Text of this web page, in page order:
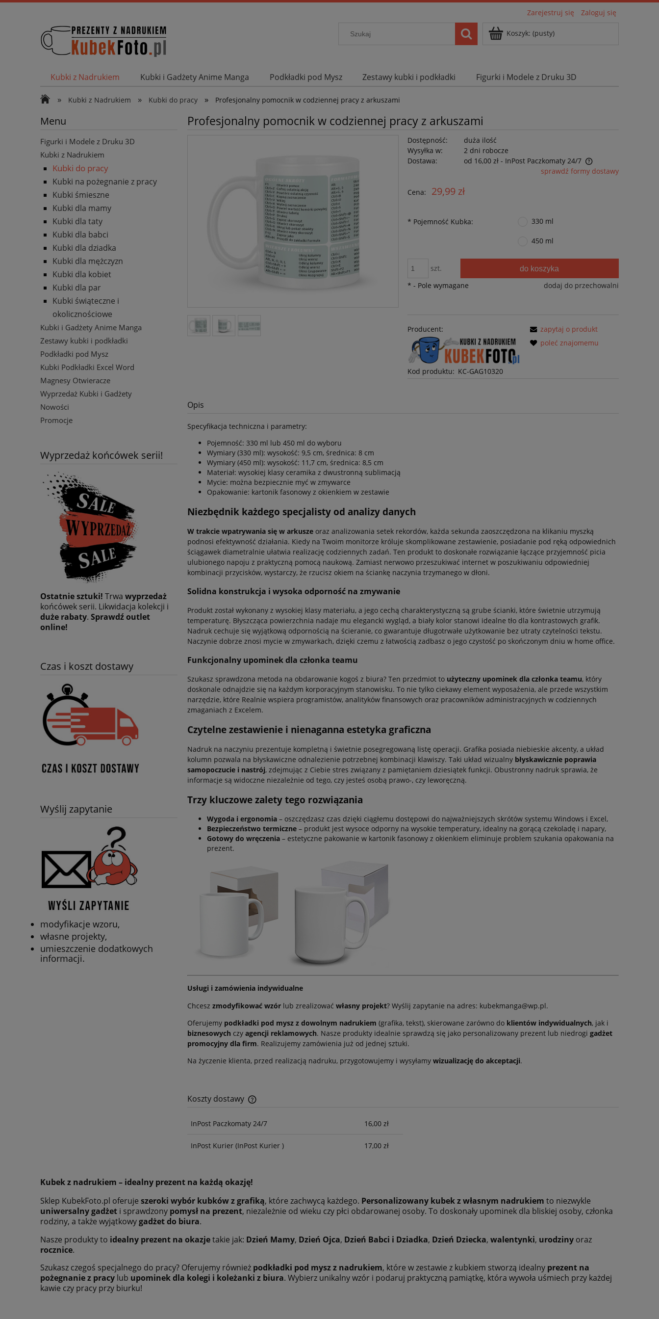
Zarejestruj się Zaloguj się
Koszyk: (pusty)
Kubki z Nadrukiem Kubki i Gadżety Anime Manga Podkładki pod Mysz Zestawy kubki i podkładki
Figurki i Modele z Druku 3D
Wyprzedaż Kubki i Gadżety
Magnesy Otwieracze Promocje Promocje
» Kubki z Nadrukiem » Kubki do pracy » Profesjonalny pomocnik w codziennej pracy z arkuszami
Menu
Figurki i Modele z Druku 3D
Kubki z Nadrukiem
Kubki do pracy
Kubki na pożegnanie z pracy
Kubki śmieszne
Kubki dla mamy
Kubki dla taty
Kubki dla babci
Kubki dla dziadka
Kubki dla mężczyzn
Kubki dla kobiet
Kubki dla par
Kubki świąteczne i
okolicznościowe
Kubki i Gadżety Anime Manga
Zestawy kubki i podkładki
Podkładki pod Mysz
Kubki Podkładki Excel Word
Magnesy Otwieracze
Wyprzedaż Kubki i Gadżety
Nowości
Promocje
Wyprzedaż końcówek serii!
Ostatnie sztuki! Trwa wyprzedaż
końcówek serii. Likwidacja kolekcji i
duże rabaty. Sprawdź outlet
online!
Czas i koszt dostawy
Wyślij zapytanie
modyfikacje wzoru,
własne projekty,
umieszczenie dodatkowych
informacji.
Profesjonalny pomocnik w codziennej pracy z arkuszami
Dostępność:
duża ilość
Wysyłka w:
2 dni robocze
Dostawa:
od 16,00 zł - InPost Paczkomaty 24/7
płatności
sprawdź formy dostawy
Cena: 29,99 zł
* Pojemność Kubka: 330 ml
450 ml
szt. do koszyka
dodaj do przechowalni
* - Pole wymagane
Producent:
Kod produktu: KC-GAG10320
zapytaj o produkt
poleć znajomemu
Opis
Specyfikacja techniczna i parametry:
Pojemność: 330 ml lub 450 ml do wyboru
Wymiary (330 ml): wysokość: 9,5 cm, średnica: 8 cm
Wymiary (450 ml): wysokość: 11,7 cm, średnica: 8,5 cm
Materiał: wysokiej klasy ceramika z dwustronną sublimacją
Mycie: można bezpiecznie myć w zmywarce
Opakowanie: kartonik fasonowy z okienkiem w zestawie
Niezbędnik każdego specjalisty od analizy danych
W trakcie wpatrywania się w arkusze oraz analizowania setek rekordów, każda sekunda zaoszczędzona na klikaniu myszką
podnosi efektywność działania. Kiedy na Twoim monitorze króluje skomplikowane zestawienie, posiadanie pod ręką odpowiednich
ściągawek diametralnie ułatwia realizację codziennych zadań. Ten produkt to doskonałe rozwiązanie łączące przyjemność picia
ulubionego napoju z praktyczną pomocą naukową. Zamiast nerwowo przeszukiwać internet w poszukiwaniu odpowiedniej
kombinacji przycisków, wystarczy, że rzucisz okiem na ściankę naczynia trzymanego w dłoni.
Solidna konstrukcja i wysoka odporność na zmywanie
Produkt został wykonany z wysokiej klasy materiału, a jego cechą charakterystyczną są grube ścianki, które świetnie utrzymują
temperaturę. Błyszcząca powierzchnia nadaje mu elegancki wygląd, a biały kolor stanowi idealne tło dla kontrastowych grafik.
Nadruk cechuje się wyjątkową odpornością na ścieranie, co gwarantuje długotrwałe użytkowanie bez utraty czytelności tekstu.
Naczynie dobrze znosi mycie w zmywarkach, dzięki czemu z łatwością zadbasz o jego czystość po skończonym dniu w home office.
Funkcjonalny upominek dla członka teamu
Szukasz sprawdzona metoda na obdarowanie kogoś z biura? Ten przedmiot to użyteczny upominek dla członka teamu, który
doskonale odnajdzie się na każdym korporacyjnym stanowisku. To nie tylko ciekawy element wyposażenia, ale przede wszystkim
narzędzie, które Realnie wspiera programistów, analityków finansowych oraz pracowników administracyjnych w codziennych
zmaganiach z Excelem.
Czytelne zestawienie i nienaganna estetyka graficzna
Nadruk na naczyniu prezentuje kompletną i świetnie posegregowaną listę operacji. Grafika posiada niebieskie akcenty, a układ
kolumn pozwala na błyskawiczne odnalezienie potrzebnej kombinacji klawiszy. Taki układ wizualny błyskawicznie poprawia
samopoczucie i nastrój, zdejmując z Ciebie stres związany z pamiętaniem dziesiątek funkcji. Obustronny nadruk sprawia, że
informacje są widoczne niezależnie od tego, czy jesteś osobą prawo-, czy leworęczną.
Trzy kluczowe zalety tego rozwiązania
Wygoda i ergonomia – oszczędzasz czas dzięki ciągłemu dostępowi do najważniejszych skrótów systemu Windows i Excel,
Bezpieczeństwo termiczne – produkt jest wysoce odporny na wysokie temperatury, idealny na gorącą czekoladę i napary,
Gotowy do wręczenia – estetyczne pakowanie w kartonik fasonowy z okienkiem eliminuje problem szukania opakowania na
prezent.
Usługi i zamówienia indywidualne
Chcesz zmodyfikować wzór lub zrealizować własny projekt? Wyślij zapytanie na adres: kubekmanga@wp.pl.
Oferujemy podkładki pod mysz z dowolnym nadrukiem (grafika, tekst), skierowane zarówno do klientów indywidualnych, jak i
biznesowych czy agencji reklamowych. Nasze produkty idealnie sprawdzą się jako personalizowany prezent lub niedrogi gadżet
promocyjny dla firm. Realizujemy zamówienia już od jednej sztuki.
Na życzenie klienta, przed realizacją nadruku, przygotowujemy i wysyłamy wizualizację do akceptacji.
Koszty dostawy
Cena nie zawiera ewentualnych kosztów
InPost Paczkomaty 24/7 16,00 zł
InPost Kurier(InPost Kurier ) 17,00 zł
Kubek z nadrukiem – idealny prezent na każdą okazję!
Sklep KubekFoto.pl oferuje szeroki wybór kubków z grafiką, które zachwycą każdego. Personalizowany kubek z własnym nadrukiem to niezwykle
uniwersalny gadżet i sprawdzony pomysł na prezent, niezależnie od wieku czy płci obdarowanej osoby. To doskonały upominek dla bliskiej osoby, członka
rodziny, a także wyjątkowygadżet do biura.
Nasze produkty to idealny prezent na okazjetakie jak: Dzień Mamy, Dzień Ojca, Dzień Babci i Dziadka, Dzień Dziecka, walentynki, urodziny oraz
rocznice.
Szukasz czegoś specjalnego do pracy? Oferujemy również podkładki pod mysz z nadrukiem, które w zestawie z kubkiem stworzą idealny prezent na
pożegnanie z pracy lub upominek dla kolegi i koleżanki z biura. Wybierz unikalny wzór i podaruj praktyczną pamiątkę, która wywoła uśmiech przy każdej
kawie czy pracy przy biurku!